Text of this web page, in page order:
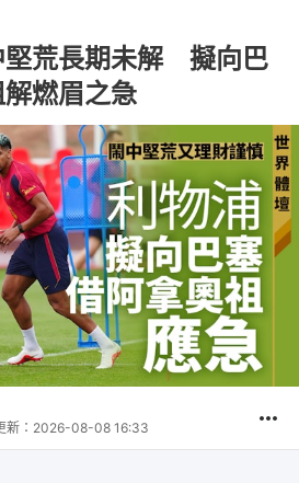
堅荒長期未解 擬向巴
燃眉之急
新： 2026-08-08 16:33